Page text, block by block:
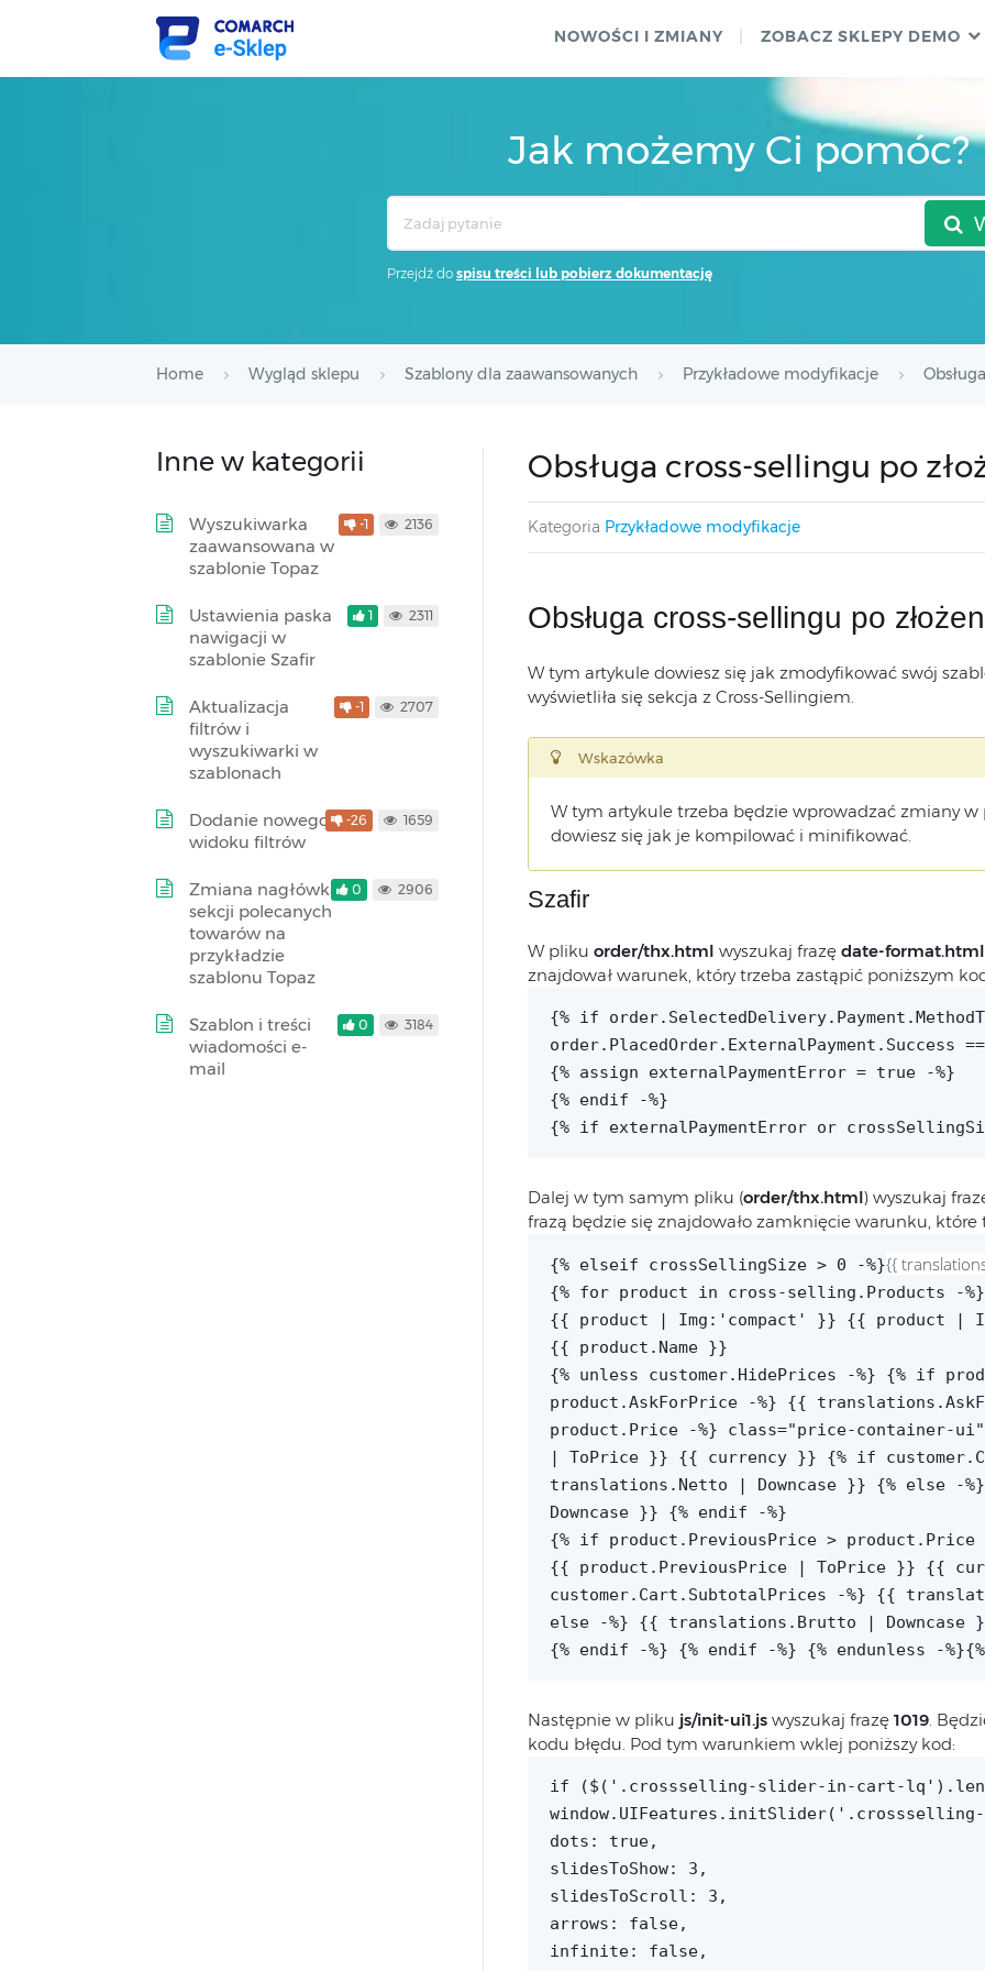
NOWOŚCI I ZMIANY ZOBACZ SKLEPY DEMO
Jak możemy Ci pomóc?
Przejdź do spisu treści lub pobierz dokumentację
Home Wygląd sklepu Szablony dla zaawansowanych Przykładowe modyfikacje
Obsługa cross-sellingu po
Kategoria Przykładowe modyfikacje
Obsługa cross-sellingu po
W tym artykule dowiesz się jak zmodyfikować swój
wyświetliła się sekcja z Cross-Sellingiem.
Wskazówka
W tym artykule trzeba będzie wprowadzać zmiany
dowiesz się jak je kompilować i minifikować.
Szafir
W pliku order/thx.html wyszukaj frazę date-format.html
znajdował warunek, który trzeba zastąpić poniższym
{% if
order.PlacedOrder.ExternalPayment.Success
{% assign externalPaymentError = true -%}
{% endif -%}
{% if externalPaymentError or
Dalej w tym samym pliku (order/thx.html) wyszukaj
frazą będzie się znajdowało zamknięcie warunku,
{% elseif crossSellingSize > 0 -%}{{
{% for product in cross-selling.Products -%}
{{ product | Img:'compact' }} {{ product |
{{ product.Name }}
{% unless customer.HidePrices -%} {% if
product.AskForPrice -%} {{
product.Price -%} class="price-container-
| ToPrice }} {{ currency }} {% if
translations.Netto | Downcase }} {% else
Downcase }} {% endif -%}
{% if product.PreviousPrice > product.Price
{{ product.PreviousPrice | ToPrice }} {{
customer.Cart.SubtotalPrices -%} {{
else -%} {{ translations.Brutto | Downcase
{% endif -%} {% endif -%} {% endunless -
Następnie w pliku js/init-ui1.jswyszukaj frazę 1019.
kodu błędu. Pod tym warunkiem wklej poniższy kod:
if ($('.crossselling-slider-in-cart-
dots: true,
slidesToShow: 3,
slidesToScroll: 3,
arrows: false,
infinite: false,
Inne w kategorii
Wyszukiwarka
zaawansowana w
szablonie Topaz
-1 2136
Ustawienia paska
nawigacji w
szablonie Szafir
1 2311
Aktualizacja
filtrów i
wyszukiwarki w
szablonach
-1 2707
Dodanie nowego
widoku filtrów
-26 1659
Zmiana nagłówka
sekcji polecanych
towarów na
przykładzie
szablonu Topaz
0 2906
Szablon i treści
wiadomości e-
mail
0 3184